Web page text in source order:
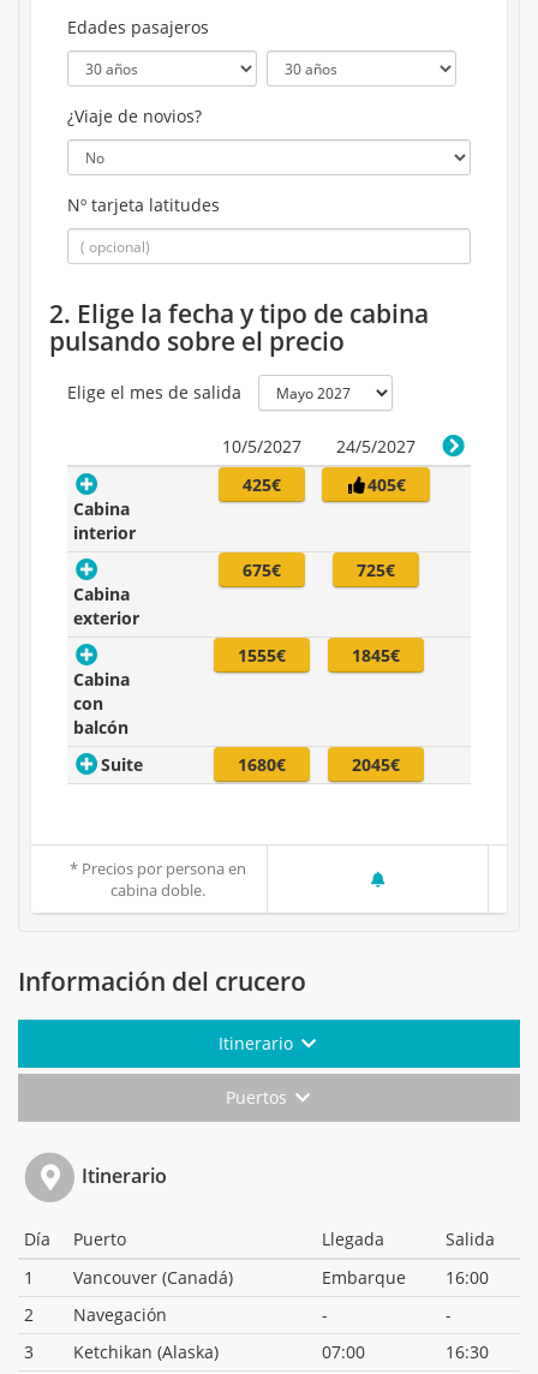
Edades pasajeros
¿Viaje de novios?
Nº tarjeta latitudes
2. Elige la fecha y tipo de cabina
pulsando sobre el precio
Elige el mes de salida
10/5/2027 24/5/2027
Cabina
interior
425€ 405€
Cabina
exterior
675€ 725€
Cabina
con
balcón
1555€ 1845€
Suite 1680€ 2045€
* Precios por persona en
cabina doble.
Información del crucero
Itinerario
Puertos
Itinerario
Día Puerto Llegada
Salida
1
Vancouver (Canadá) Embarque
16:00
2
Navegación -
-
3
Ketchikan (Alaska) 07:00 16:30